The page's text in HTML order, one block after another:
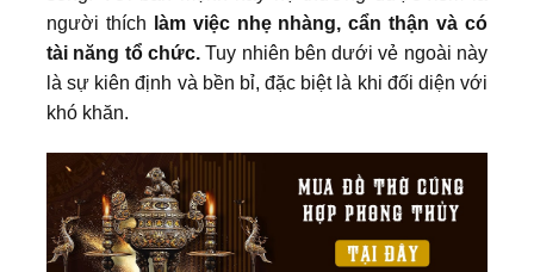
người thích làm việc nhẹ nhàng, cẩn thận và có
tài năng tổ chức.Tuy nhiên bên dưới vẻ ngoài này
là sự kiên định và bền bỉ, đặc biệt là khi đối diện với
khó khăn.